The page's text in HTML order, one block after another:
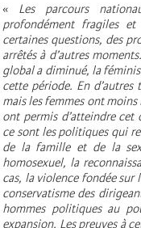
« Les parcours
profondément fragiles
certaines questions, des
arrêtés à d’autres
global a diminué, la
cette période. En
mais les femmes ont
ont permis d’atteindre cet
ce sont les politiques qui
de la famille et de la
homosexuel, la
cas, la violence fondée sur
conservatisme des
hommes politiques au
expansion. Les preuves à